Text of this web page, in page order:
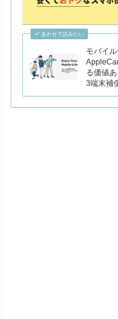
あわせて読みたい
モバイ
る価値
3端末補